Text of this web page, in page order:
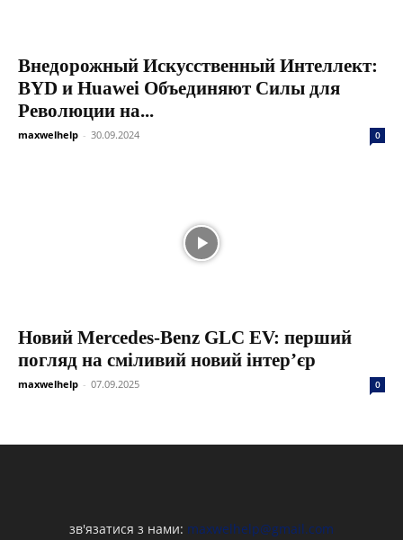
Внедорожный Искусственный Интеллект:
BYD и Huawei Объединяют Силы для
Революции на...
maxwelhelp - 30.09.2024 0
Новий Mercedes-Benz GLC EV: перший
погляд на сміливий новий інтер’єр
maxwelhelp - 07.09.2025 0
зв'язатися з нами: maxwelhelp@gmail.com